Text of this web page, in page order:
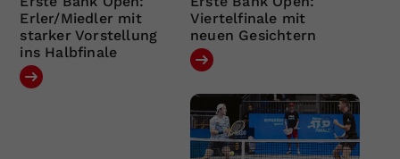
Erler/Miedler mit
starker Vorstellung
ins Halbfinale
Viertelfinale mit
neuen Gesichtern